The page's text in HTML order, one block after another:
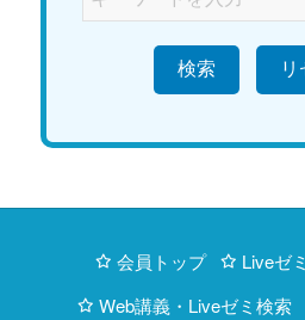
検索
会員トップ Liveゼミ
Web講義・Liveゼミ検索